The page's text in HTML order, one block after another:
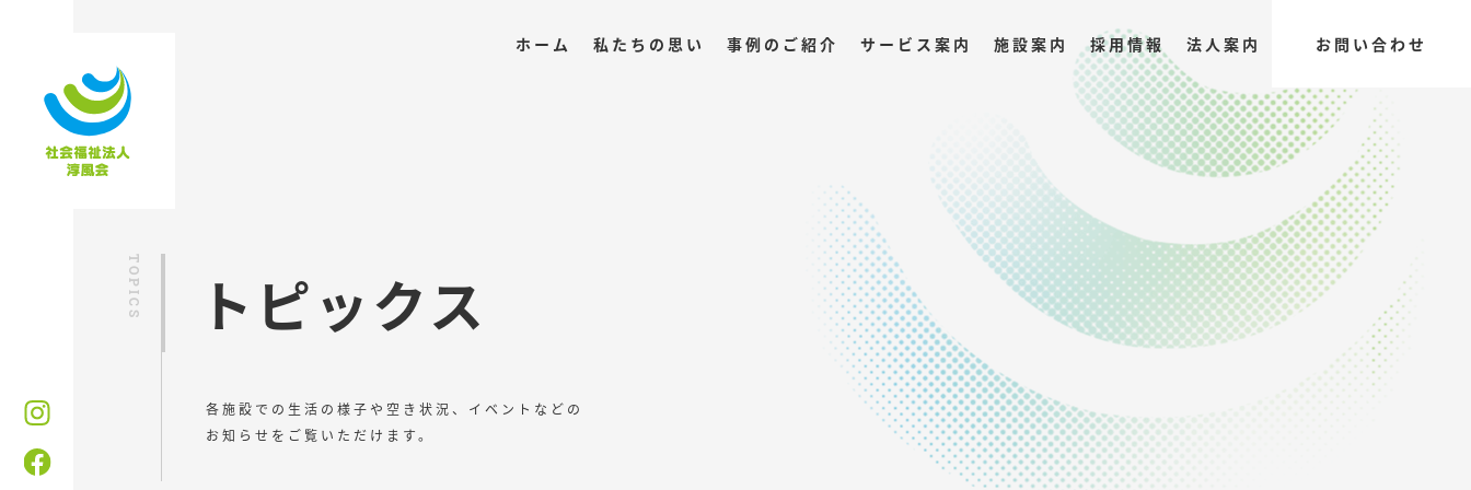
ホーム 私たちの思い 事例のご紹介 サービス案内 施設案内 採用情報 法人案内 お問い合わせ
トピックス
各施設での生活の様子や空き状況、イベントなどの
お知らせをご覧いただけます。